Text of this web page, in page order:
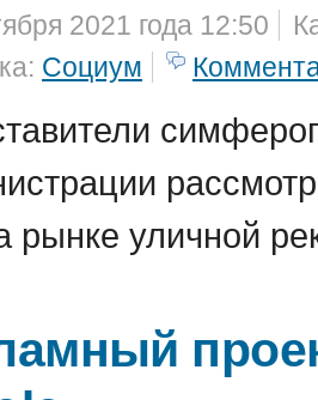
2021 года 12:50
Социум
рынке уличной